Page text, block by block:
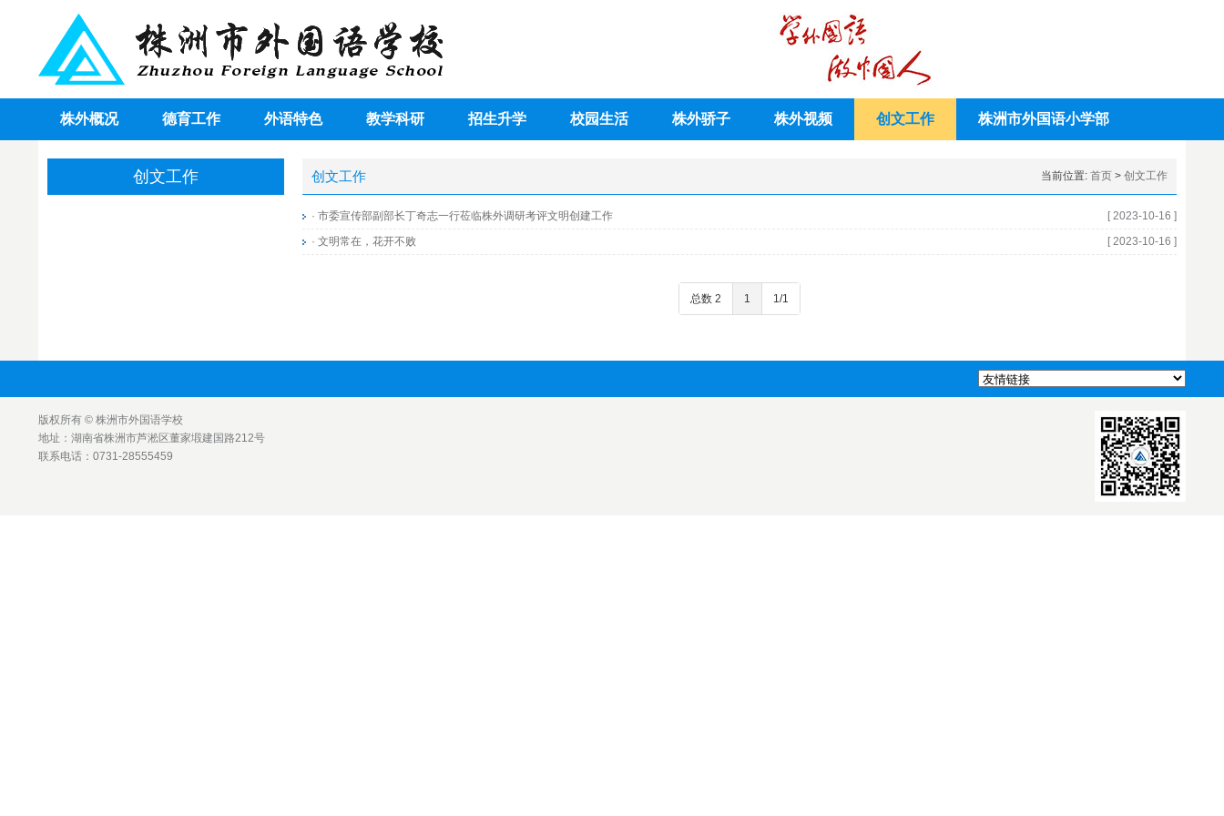
株外概况 德育工作 外语特色 教学科研 招生升学 校园生活 株外骄子 株外视频 创文工作 株洲市外国语小学部
创文工作 当前位置: 首页 > 创文工作
创文工作
[ 2023-10-16 ]
· 市委宣传部副部长丁奇志一行莅临株外调研考评文明创建工作
[ 2023-10-16 ]
· 文明常在，花开不败
总数 2 1 1/1
版权所有 © 株洲市外国语学校
地址：湖南省株洲市芦淞区董家塅建国路212号
联系电话：0731-28555459